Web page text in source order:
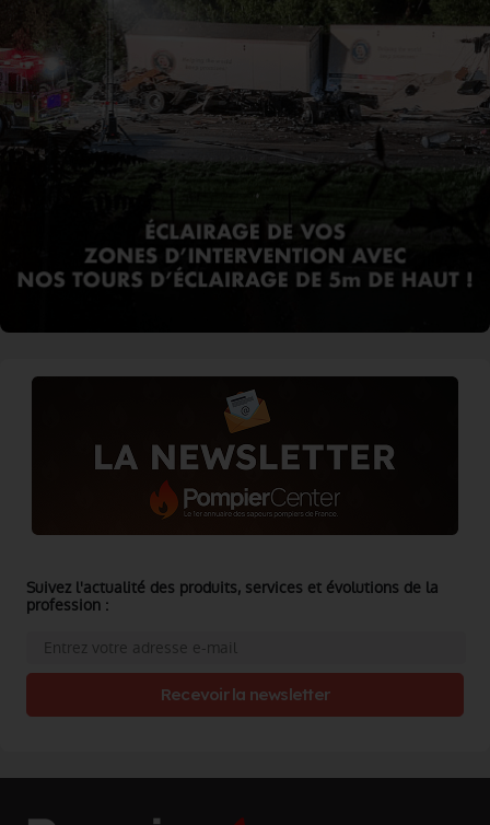
Suivez l'actualité des produits, services et évolutions de la
profession :
Recevoir la newsletter